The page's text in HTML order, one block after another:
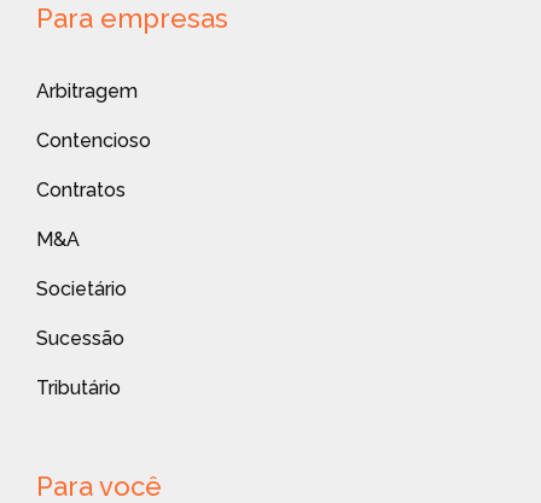
Para empresas
Arbitragem
Contencioso
Contratos
M&A
Societário
Sucessão
Tributário
Para você